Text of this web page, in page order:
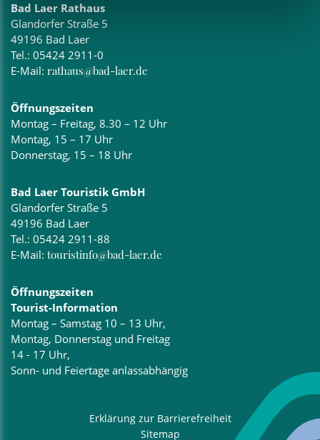
Bad Laer Rathaus
Glandorfer Straße 5
49196 Bad Laer
Tel.: 05424 2911-0
E-Mail: rathaus@bad-laer.de
Öffnungszeiten
Montag – Freitag, 8.30 – 12 Uhr
Montag, 15 – 17 Uhr
Donnerstag, 15 – 18 Uhr
Bad Laer Touristik GmbH
Glandorfer Straße 5
49196 Bad Laer
Tel.: 05424 2911-88
E-Mail: touristinfo@bad-laer.de
Öffnungszeiten
Tourist-Information
Montag – Samstag 10 – 13 Uhr,
Montag, Donnerstag und Freitag
14 - 17 Uhr,
Sonn- und Feiertage anlassabhängig
Erklärung zur Barrierefreiheit
Sitemap